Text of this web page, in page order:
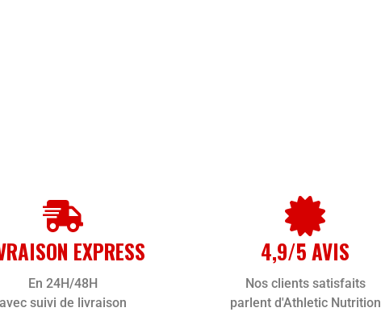
EXPRESS
En 24H/48H
avec suivi de livraison
4,9/5 AVIS
Nos clients satisfaits
parlent d'Athletic Nutrition